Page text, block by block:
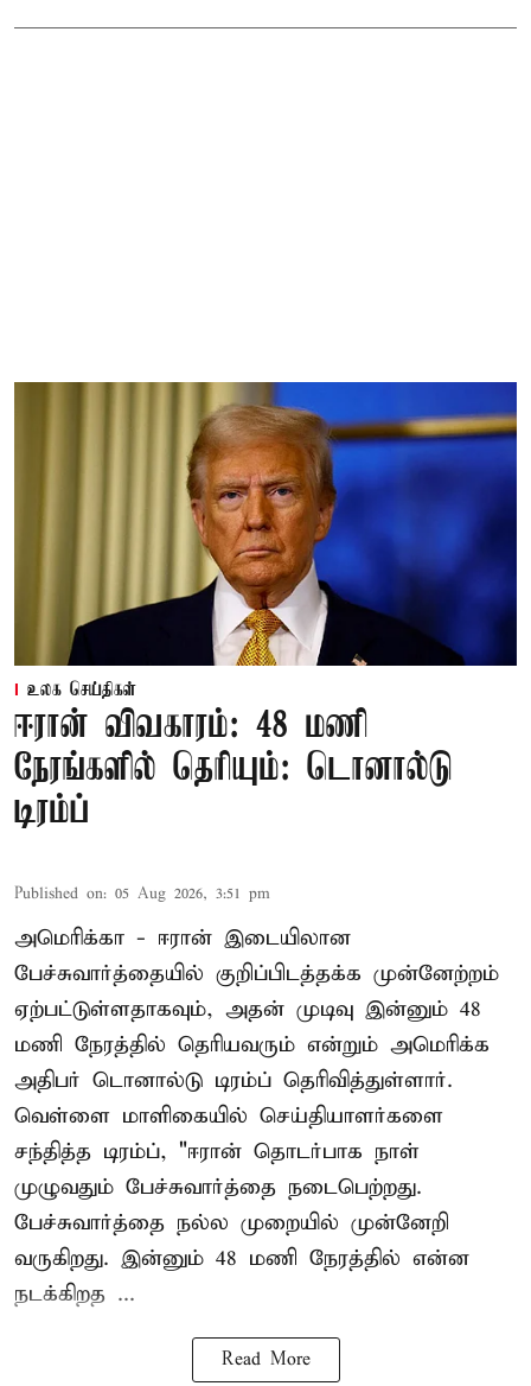
உலக செய்திகள்
ஈரான் விவகாரம்: 48 மணி
நேரங்களில் தெரியும்: டொனால்டு
டிரம்ப்
Published on: 05 Aug 2026, 3:51 pm
அமெரிக்கா - ஈரான் இடையிலான
பேச்சுவார்த்தையில் குறிப்பிடத்தக்க முன்னேற்றம்
ஏற்பட்டுள்ளதாகவும், அதன் முடிவு இன்னும் 48
மணி நேரத்தில் தெரியவரும் என்றும் அமெரிக்க
அதிபர் டொனால்டு டிரம்ப் தெரிவித்துள்ளார்.
வெள்ளை மாளிகையில் செய்தியாளர்களை
சந்தித்த டிரம்ப், "ஈரான் தொடர்பாக நாள்
முழுவதும் பேச்சுவார்த்தை நடைபெற்றது.
பேச்சுவார்த்தை நல்ல முறையில் முன்னேறி
வருகிறது. இன்னும் 48 மணி நேரத்தில் என்ன
நடக்கிறத ...
Read More